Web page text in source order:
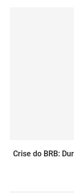
Crise do BRB: